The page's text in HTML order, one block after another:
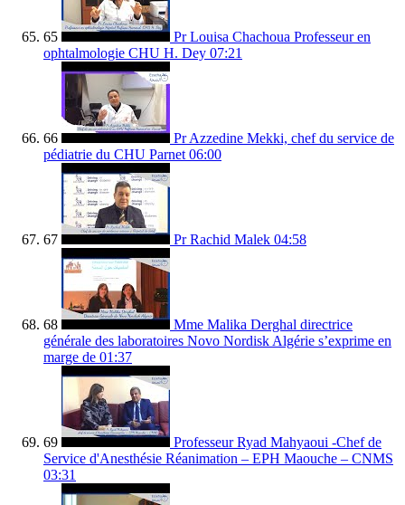
65
Pr Louisa Chachoua Professeur en
ophtalmologie CHU H. Dey 07:21
66
Pr Azzedine Mekki, chef du service de
pédiatrie du CHU Parnet 06:00
67 Pr Rachid Malek 04:58
68
Mme Malika Derghal directrice
générale des laboratoires Novo Nordisk Algérie s’exprime en
marge de 01:37
69
Professeur Ryad Mahyaoui -Chef de
Service d'Anesthésie Réanimation – EPH Maouche – CNMS
03:31